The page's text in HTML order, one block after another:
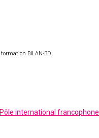
Pôle international francophone